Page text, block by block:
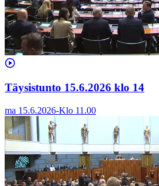
Täysistunto 15.6.2026 klo 14
ma 15.6.2026-Klo 11.00